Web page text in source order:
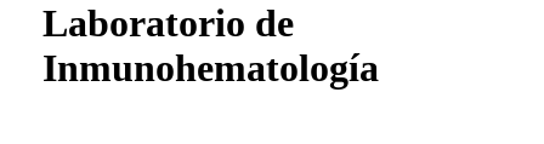
Laboratorio de
Inmunohematología